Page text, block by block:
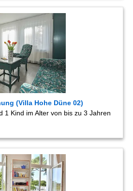
(Villa Hohe Düne 02)
1 Kind im Alter von bis zu 3 Jahren